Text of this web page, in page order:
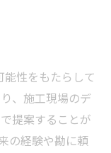
性をもたらして
、施工現場のデ
提案することが
の経験や勘に頼